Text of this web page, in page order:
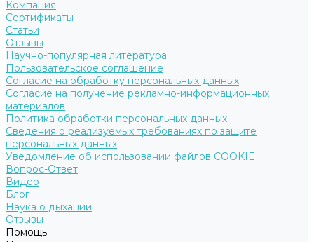
Компания
Сертификаты
Статьи
Отзывы
Научно-популярная литература
Пользовательское соглашение
Согласие на обработку персональных данных
Согласие на получение рекламно-информационных
материалов
Политика обработки персональных данных
Сведения о реализуемых требованиях по защите
персональных данных
Уведомление об использовании файлов COOKIE
Вопрос-Ответ
Видео
Блог
Наука о дыхании
Отзывы
Помощь